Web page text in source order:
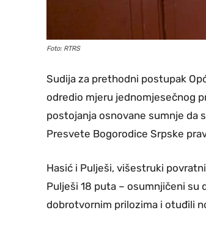
Foto: RTRS
Sudija za prethodni postupak
odredio mjeru jednomjesečnog
postojanja osnovane sumnje da
Presvete Bogorodice Srpske
Hasić i Pulješi, višestruki
Pulješi 18 puta – osumnjičeni su
dobrotvornim prilozima i otuđili